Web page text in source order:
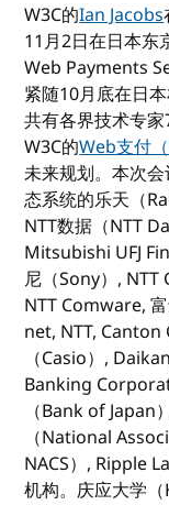
W3C的Ian Jacobs
11月2日在日本东
Web Payments
紧随10月底在日
共有各界技术专
W3C的Web支付
未来规划。本次
态系统的乐天（
NTT数据（NTT
Mitsubishi UFJ
尼（Sony）,
NTT Comware,
net, NTT,
（Casio）,
Banking
（Bank of Japan
（National
NACS）, Ripple
机构。庆应大学